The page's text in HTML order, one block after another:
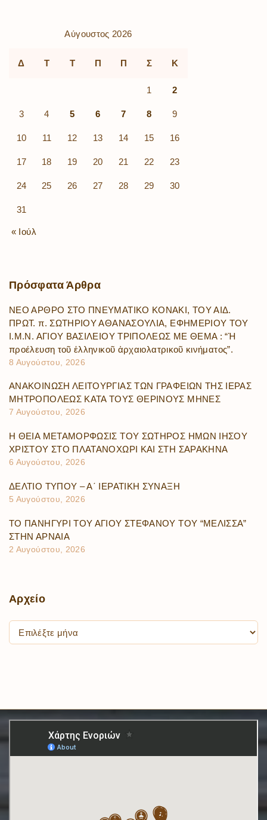
Αύγουστος 2026
Δ Τ Τ Π Π Σ Κ
1 2
3 4 5 6 7 8 9
10 11 12 13 14 15 16
17 18 19 20 21 22 23
24 25 26 27 28 29 30
31
« Ιούλ
Πρόσφατα Άρθρα
ΝΕΟ ΑΡΘΡΟ ΣΤΟ ΠΝΕΥΜΑΤΙΚΟ ΚΟΝΑΚΙ, ΤΟΥ ΑΙΔ.
ΠΡΩΤ. π. ΣΩΤΗΡΙΟΥ ΑΘΑΝΑΣΟΥΛΙΑ, ΕΦΗΜΕΡΙΟΥ ΤΟΥ
Ι.Μ.Ν. ΑΓΙΟΥ ΒΑΣΙΛΕΙΟΥ ΤΡΙΠΟΛΕΩΣ ΜΕ ΘΕΜΑ : “Ἡ
προέλευση τοῦ ἑλληνικοῦ ἀρχαιολατρικοῦ κινήματος”.
8 Αυγούστου, 2026
ΑΝΑΚΟΙΝΩΣΗ ΛΕΙΤΟΥΡΓΙΑΣ ΤΩΝ ΓΡΑΦΕΙΩΝ ΤΗΣ ΙΕΡΑΣ
ΜΗΤΡΟΠΟΛΕΩΣ ΚΑΤΑ ΤΟΥΣ ΘΕΡΙΝΟΥΣ ΜΗΝΕΣ
7 Αυγούστου, 2026
Η ΘΕΙΑ ΜΕΤΑΜΟΡΦΩΣΙΣ ΤΟΥ ΣΩΤΗΡΟΣ ΗΜΩΝ ΙΗΣΟΥ
ΧΡΙΣΤΟΥ ΣΤΟ ΠΛΑΤΑΝΟΧΩΡΙ ΚΑΙ ΣΤΗ ΣΑΡΑΚΗΝΑ
6 Αυγούστου, 2026
ΔΕΛΤΙΟ ΤΥΠΟΥ – Α΄ ΙΕΡΑΤΙΚΗ ΣΥΝΑΞΗ
5 Αυγούστου, 2026
ΤΟ ΠΑΝΗΓΥΡΙ ΤΟΥ ΑΓΙΟΥ ΣΤΕΦΑΝΟΥ ΤΟΥ “ΜΕΛΙΣΣΑ”
ΣΤΗΝ ΑΡΝΑΙΑ
2 Αυγούστου, 2026
Αρχείο